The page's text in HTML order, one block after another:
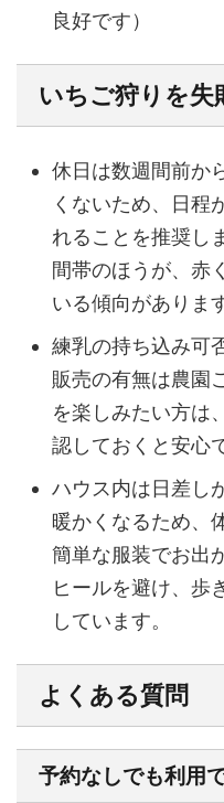
良好です）
いちご狩りを失
休日は数週間前か
くないため、日程
れることを推奨し
間帯のほうが、赤
いる傾向がありま
練乳の持ち込み可
販売の有無は農園
を楽しみたい方は
認しておくと安心
ハウス内は日差し
暖かくなるため、
簡単な服装でお出
ヒールを避け、歩
しています。
よくある質問
予約なしでも利用